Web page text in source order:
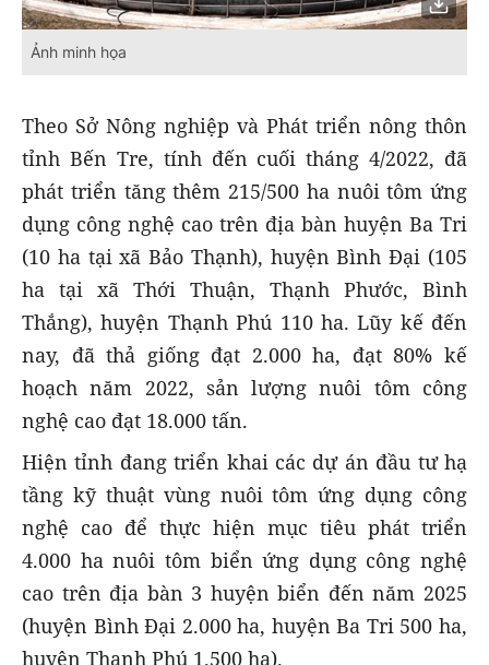
Ảnh minh họa
Theo Sở Nông nghiệp và Phát triển nông thôn
tỉnh Bến Tre, tính đến cuối tháng 4/2022, đã
phát triển tăng thêm 215/500 ha nuôi tôm ứng
dụng công nghệ cao trên địa bàn huyện Ba Tri
(10 ha tại xã Bảo Thạnh), huyện Bình Đại (105
ha tại xã Thới Thuận, Thạnh Phước, Bình
Thắng), huyện Thạnh Phú 110 ha. Lũy kế đến
nay, đã thả giống đạt 2.000 ha, đạt 80% kế
hoạch năm 2022, sản lượng nuôi tôm công
nghệ cao đạt 18.000 tấn.
Hiện tỉnh đang triển khai các dự án đầu tư hạ
tầng kỹ thuật vùng nuôi tôm ứng dụng công
nghệ cao để thực hiện mục tiêu phát triển
4.000 ha nuôi tôm biển ứng dụng công nghệ
cao trên địa bàn 3 huyện biển đến năm 2025
(huyện Bình Đại 2.000 ha, huyện Ba Tri 500 ha,
huyện Thạnh Phú 1.500 ha).